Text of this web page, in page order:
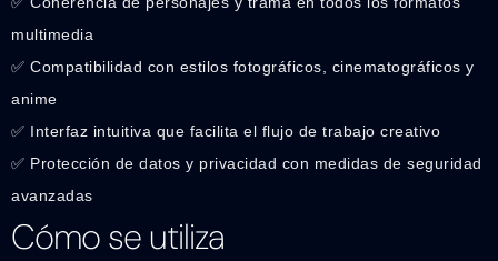
multimedia
✅ Compatibilidad con estilos fotográficos, cinematográficos y
anime
✅ Interfaz intuitiva que facilita el flujo de trabajo creativo
✅ Protección de datos y privacidad con medidas de seguridad
avanzadas
Cómo se utiliza